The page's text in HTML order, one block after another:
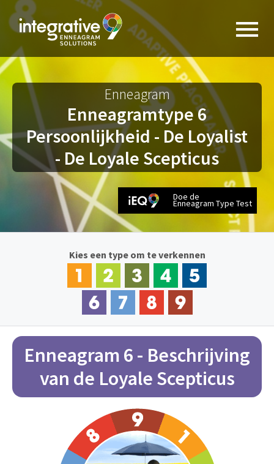
Enneagram
Enneagramtype 6
Persoonlijkheid - De Loyalist
- De Loyale Scepticus
Doe de
Enneagram Type Test
Kies een type om te verkennen
Enneagram 6 - Beschrijving
van de Loyale Scepticus